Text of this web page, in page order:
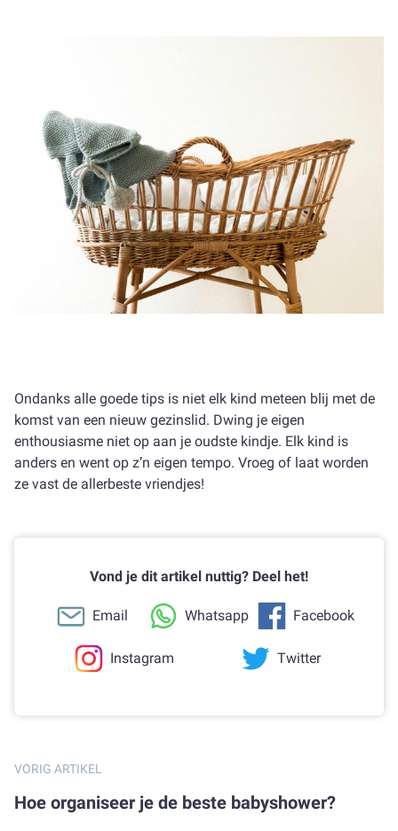
Ondanks alle goede tips is niet elk kind meteen blij met de
komst van een nieuw gezinslid. Dwing je eigen
enthousiasme niet op aan je oudste kindje. Elk kind is
anders en went op z’n eigen tempo. Vroeg of laat worden
ze vast de allerbeste vriendjes!
Vond je dit artikel nuttig? Deel het!
Email Whatsapp Facebook
Instagram Twitter
VORIG ARTIKEL
Hoe organiseer je de beste babyshower?